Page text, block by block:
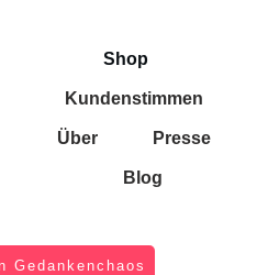
Shop
Kundenstimmen
Über Presse
Blog
Gedankenchaos